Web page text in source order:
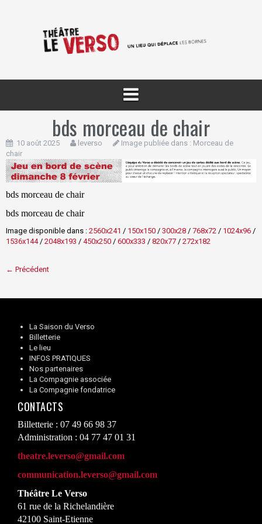
bds morceau de chair
10 août 2025 leverso Image publiée dans : Morceau de
chair
bds morceau de chair
bds morceau de chair
Image disponible dans : 2560x241 / 150x150 / 300x28 / 768x72 / 1024x96 /
1536x144/ 2048x193 / 450x250 / 600x333 / 820x77 / 272x182
← Précédent
La Saison du Verso
Billetterie
Le lieu
INFOS PRATIQUES
Nos partenaires
La Compagnie associée
La Compagnie fondatrice
CONTACTS
Billetterie : 07 49 66 98 37
Administration : 04 77 47 01 31
theatre.leverso@gmail.com
communication.leverso@gmail.com
Théâtre Le Verso
61 rue de la Richelandière
42100 Saint-Etienne